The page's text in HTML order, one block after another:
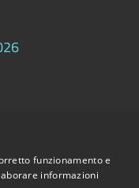
funzionamento e
informazioni